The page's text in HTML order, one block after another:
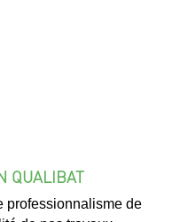
QUALIBAT
professionnalisme de